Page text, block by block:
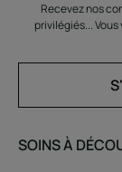
Recevez nos
privilégiés...
SOINS À